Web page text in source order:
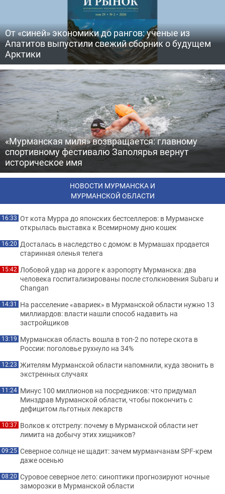
От «синей» экономики до рангов: ученые из
Апатитов выпустили свежий сборник о будущем
Арктики
«Мурманская миля» возвращается: главному
спортивному фестивалю Заполярья вернут
историческое имя
НОВОСТИ МУРМАНСКА И
МУРМАНСКОЙ ОБЛАСТИ
16:33 От кота Мурра до японских бестселлеров: в Мурманске
открылась выставка к Всемирному дню кошек
16:20 Досталась в наследство с домом: в Мурмашах продается
старинная оленья телега
15:42 Лобовой удар на дороге к аэропорту Мурманска: два
человека госпитализированы после столкновения Subaru и
Changan
14:31 На расселение «авариек» в Мурманской области нужно 13
миллиардов: власти нашли способ надавить на
застройщиков
13:19 Мурманская область вошла в топ-2 по потере скота в
России: поголовье рухнуло на 34%
12:23 Жителям Мурманской области напомнили, куда звонить в
экстренных случаях
11:24 Минус 100 миллионов на посредников: что придумал
Минздрав Мурманской области, чтобы покончить с
дефицитом льготных лекарств
10:37 Волков к отстрелу: почему в Мурманской области нет
лимита на добычу этих хищников?
09:25 Северное солнце не щадит: зачем мурманчанам SPF-крем
даже осенью
08:20 Суровое северное лето: синоптики прогнозируют ночные
заморозки в Мурманской области